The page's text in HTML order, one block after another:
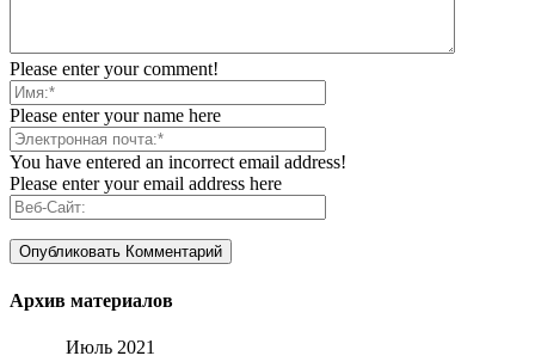
Please enter your comment!
Please enter your name here
You have entered an incorrect email address!
Please enter your email address here
Архив материалов
Июль 2021